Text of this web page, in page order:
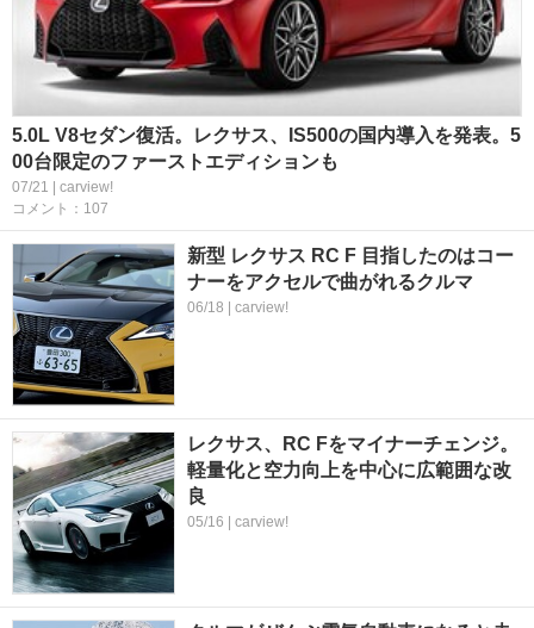
5.0L V8セダン復活。レクサス、IS500の国内導入を発表。5
00台限定のファーストエディションも
07/21 | carview!
コメント：107
新型 レクサス RC F 目指したのはコー
ナーをアクセルで曲がれるクルマ
06/18 | carview!
レクサス、RC Fをマイナーチェンジ。
軽量化と空力向上を中心に広範囲な改
良
05/16 | carview!